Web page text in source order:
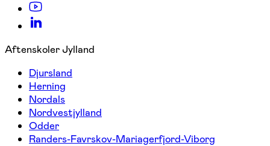
Aftenskoler Jylland
Djursland
Herning
Nordals
Nordvestjylland
Odder
Randers-Favrskov-Mariagerfjord-Viborg